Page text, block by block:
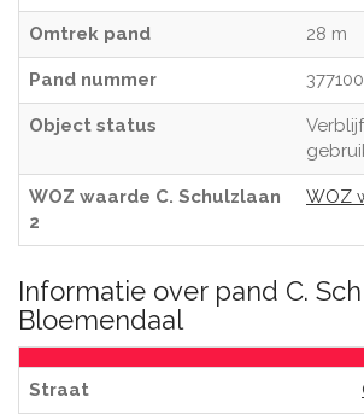
Omtrek pand 28 m
Pand nummer
Object status
WOZ waarde C. Schulzlaan
2
WOZ
Informatie over pand C.
Bloemendaal
Straat